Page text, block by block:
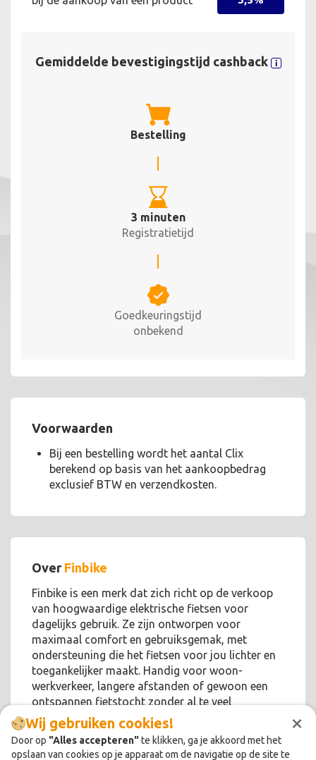
×
Wij gebruiken cookies!
Door op "Alles accepteren"te klikken, ga je akkoord met het
opslaan van cookies op je apparaat om de navigatie op de site te
Gemiddelde bevestigingstijd cashback
Bestelling
3 minuten
Registratietijd
Goedkeuringstijd
onbekend
Voorwaarden
Bij een bestelling wordt het aantal Clix
berekend op basis van het aankoopbedrag
exclusief BTW en verzendkosten.
Over Finbike
Finbike is een merk dat zich richt op de verkoop
van hoogwaardige elektrische fietsen voor
dagelijks gebruik. Ze zijn ontworpen voor
maximaal comfort en gebruiksgemak, met
ondersteuning die het fietsen voor jou lichter en
toegankelijker maakt. Handig voor woon-
werkverkeer, langere afstanden of gewoon een
ontspannen fietstocht zonder al te veel
inspanning.